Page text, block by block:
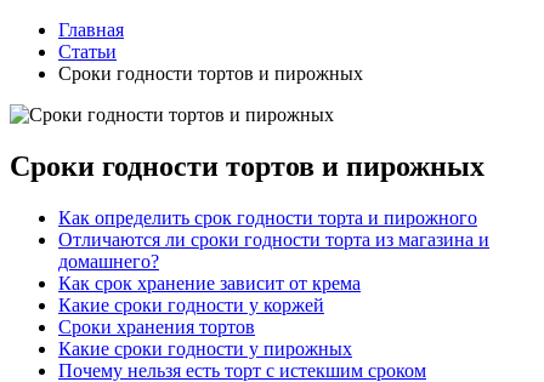
Главная
Статьи
Сроки годности тортов и пирожных
Сроки годности тортов и пирожных
Как определить срок годности торта и пирожного
Отличаются ли сроки годности торта из магазина и
домашнего?
Как срок хранение зависит от крема
Какие сроки годности у коржей
Сроки хранения тортов
Какие сроки годности у пирожных
Почему нельзя есть торт с истекшим сроком